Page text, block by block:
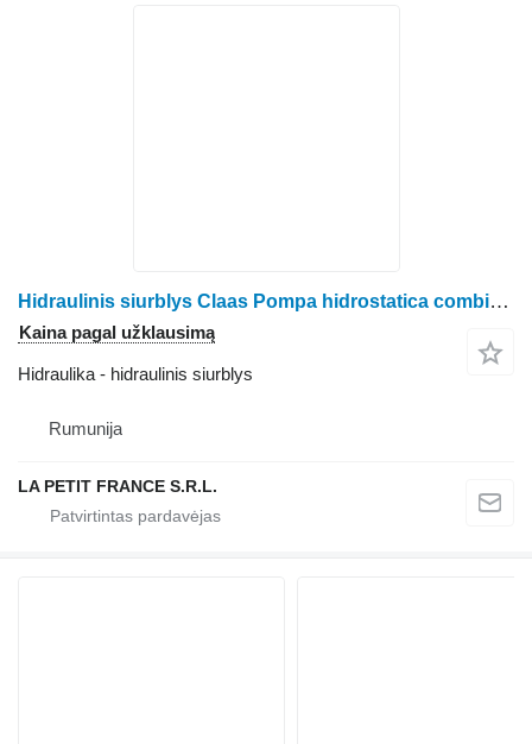
Hidraulinis siurblys Claas Pompa hidrostatica combina Dominator 96 grūdų kombaino Claas Pompa hidrostatica combina Claas Dominator 96
Kaina pagal užklausimą
Hidraulika - hidraulinis siurblys
Rumunija
LA PETIT FRANCE S.R.L.